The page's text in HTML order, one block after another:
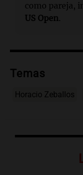
como pareja,
US Open.
Temas
Horacio Zeballos